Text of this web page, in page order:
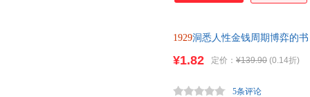
世界知识出版社
中国农
1929洞悉人性金钱周期博弈的
¥1.82 定价： ¥139.90 (0.14折)
5条评论